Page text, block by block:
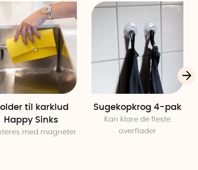
til karklud
Happy Sinks
med magneter
Sugekopkrog 4-pak
Kan klare de fleste
overflader